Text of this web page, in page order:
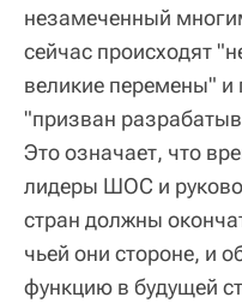
незамеченный
сейчас происходят
великие перемены"
"призван
Это означает, что
лидеры ШОС и
стран должны
чьей они стороне, и
функцию в будущей